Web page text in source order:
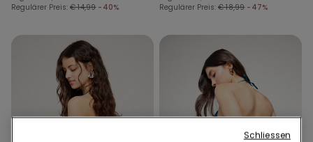
Regulärer Preis: € 14,99 -40%
Regulärer Preis: € 18,99 -47%
Schliessen